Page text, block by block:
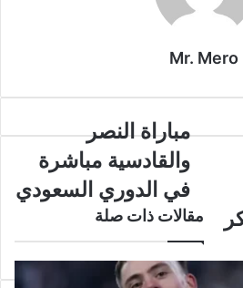
Mr. Mero
مباراة
النصر
والقادسية
مباشرة
في
الدوري
السعودي
مباراة النصر
والقادسية مباشرة
في الدوري السعودي
مقالات ذات صلة